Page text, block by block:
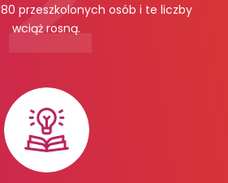
przeszkolonych osób i te liczby
wciąż rosną.